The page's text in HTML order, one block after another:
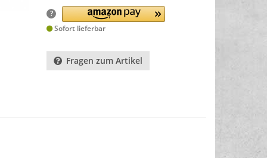
?
Sofort lieferbar
Fragen zum Artikel